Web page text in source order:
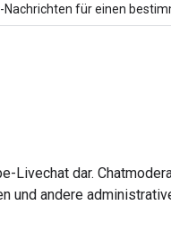
Nachrichten für einen
Livechat dar.
und andere